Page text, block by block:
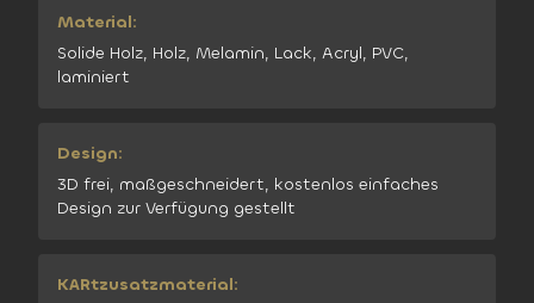
Material:
Solide Holz, Holz, Melamin, Lack, Acryl, PVC,
laminiert
Design:
3D frei, maßgeschneidert, kostenlos einfaches
Design zur Verfügung gestellt
KARtzusatzmaterial: